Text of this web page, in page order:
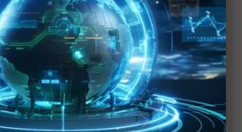
Touch Taiwan展示Micro LED解決方
品跟上Galaxy S24腳步
台廠Micro LED進程不終止